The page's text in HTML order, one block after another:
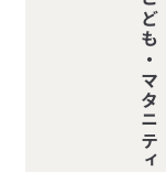
こども・マタニティ